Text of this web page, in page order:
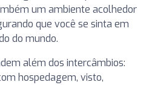
um ambiente acolhedor
que você se sinta em
do mundo.
além dos intercâmbios:
hospedagem, visto,